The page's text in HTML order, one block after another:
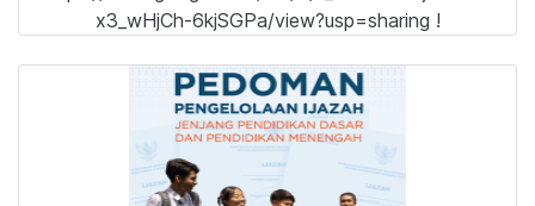
x3_wHjCh-6kjSGPa/view?usp=sharing !